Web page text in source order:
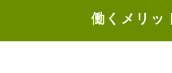
働くメリッ